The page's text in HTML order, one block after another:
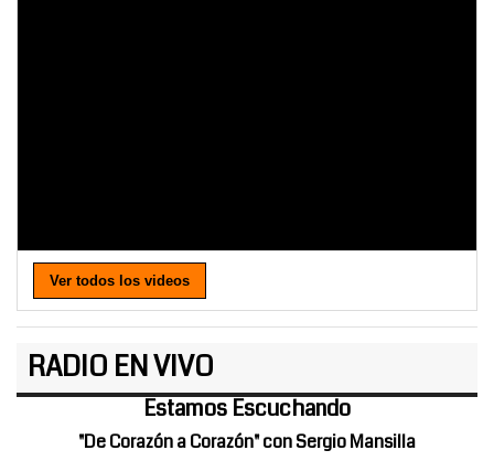
Ver todos los videos
RADIO EN VIVO
Estamos Escuchando
"De Corazón a Corazón" con Sergio Mansilla